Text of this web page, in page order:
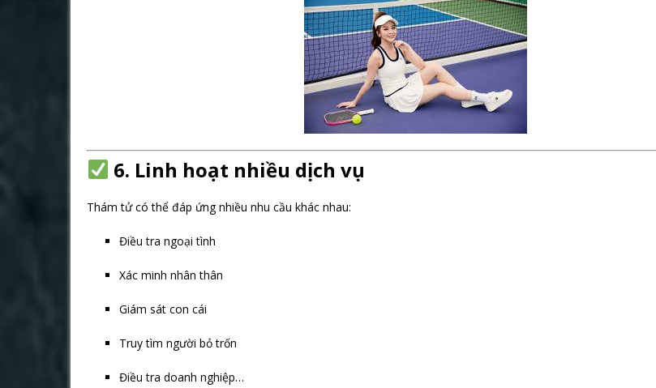
6. Linh hoạt nhiều dịch vụ
Thám tử có thể đáp ứng nhiều nhu cầu khác nhau:
Điều tra ngoại tình
Xác minh nhân thân
Giám sát con cái
Truy tìm người bỏ trốn
Điều tra doanh nghiệp…